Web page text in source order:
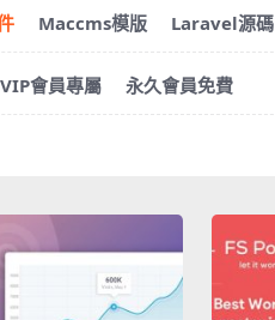
Maccms模版 Laravel源碼
VIP會員專屬 永久會員免費